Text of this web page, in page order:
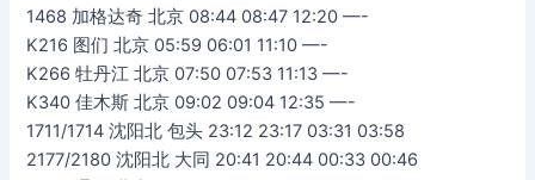
1468 加格达奇 北京 08:44 08:47 12:20 —-
K216 图们 北京 05:59 06:01 11:10 —-
K266 牡丹江 北京 07:50 07:53 11:13 —-
K340 佳木斯 北京 09:02 09:04 12:35 —-
1711/1714 沈阳北 包头 23:12 23:17 03:31 03:58
2177/2180 沈阳北 大同 20:41 20:44 00:33 00:46